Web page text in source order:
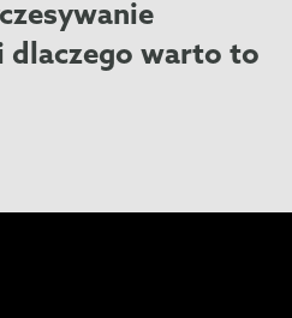
dlaczego warto to